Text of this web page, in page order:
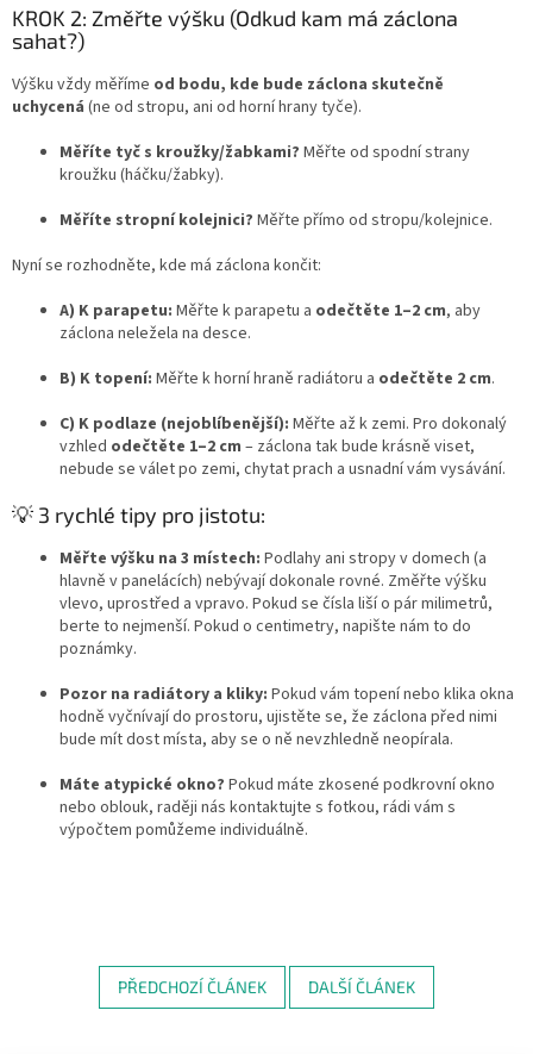
KROK 2: Změřte výšku (Odkud kam má záclona
sahat?)
Výšku vždy měříme od bodu, kde bude záclona skutečně
uchycená (ne od stropu, ani od horní hrany tyče).
Měříte tyč s kroužky/žabkami? Měřte od spodní strany
kroužku (háčku/žabky).
Měříte stropní kolejnici? Měřte přímo od stropu/kolejnice.
Nyní se rozhodněte, kde má záclona končit:
A) K parapetu: Měřte k parapetu a odečtěte 1–2 cm, aby
záclona neležela na desce.
B) K topení: Měřte k horní hraně radiátoru a odečtěte 2 cm.
C) K podlaze (nejoblíbenější): Měřte až k zemi. Pro dokonalý
vzhled odečtěte 1–2 cm – záclona tak bude krásně viset,
nebude se válet po zemi, chytat prach a usnadní vám vysávání.
💡 3 rychlé tipy pro jistotu:
Měřte výšku na 3 místech: Podlahy ani stropy v domech (a
hlavně v panelácích) nebývají dokonale rovné. Změřte výšku
vlevo, uprostřed a vpravo. Pokud se čísla liší o pár milimetrů,
berte to nejmenší. Pokud o centimetry, napište nám to do
poznámky.
Pozor na radiátory a kliky: Pokud vám topení nebo klika okna
hodně vyčnívají do prostoru, ujistěte se, že záclona před nimi
bude mít dost místa, aby se o ně nevzhledně neopírala.
Máte atypické okno? Pokud máte zkosené podkrovní okno
nebo oblouk, raději nás kontaktujte s fotkou, rádi vám s
výpočtem pomůžeme individuálně.
PŘEDCHOZÍ ČLÁNEK DALŠÍ ČLÁNEK